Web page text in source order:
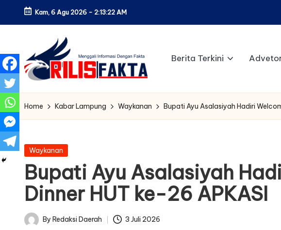
Skip
content
Kam, 6 Agu 2026 - 2:13:23 AM
Berita Terkini
Home Kabar Lampung Waykanan Bupati Ayu Asalasiyah Hadiri
Posted
Waykanan
Bupati Ayu Asalasiyah
Dinner HUT ke-26 APKASI
Posted
By Redaksi Daerah 3 Juli 2026